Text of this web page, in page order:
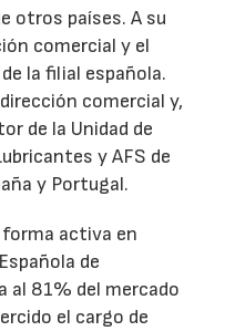
otros países. A su
comercial y el
la filial española.
comercial y,
de la Unidad de
y AFS de
y Portugal.
activa en
de
al 81% del mercado
el cargo de